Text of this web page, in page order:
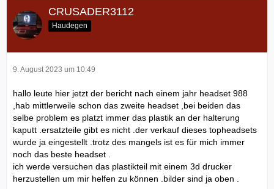
CRUSADER3112
Haudegen
9. August 2023 um 10:49
hallo leute hier jetzt der bericht nach einem jahr headset 988
,hab mittlerweile schon das zweite headset ,bei beiden das
selbe problem es platzt immer das plastik an der halterung
kaputt .ersatzteile gibt es nicht .der verkauf dieses topheadsets
wurde ja eingestellt .trotz des mangels ist es für mich immer
noch das beste headset .
ich werde versuchen das plastikteil mit einem 3d drucker
herzustellen um mir helfen zu können .bilder sind ja oben .